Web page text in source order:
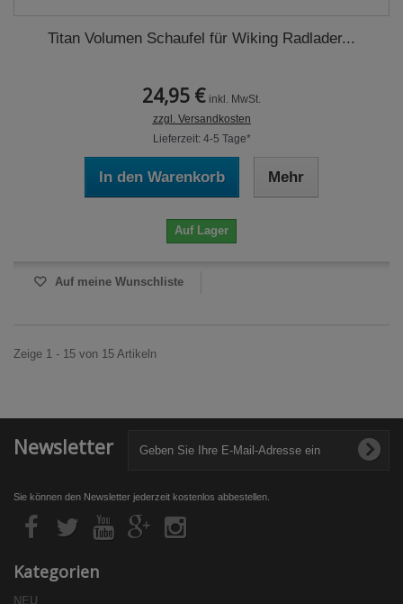
Titan Volumen Schaufel für Wiking Radlader...
24,95 € inkl. MwSt.
zzgl. Versandkosten
Lieferzeit: 4-5 Tage*
In den Warenkorb Mehr
Auf Lager
Auf meine Wunschliste
Zeige 1 - 15 von 15 Artikeln
Newsletter
Sie können den Newsletter jederzeit kostenlos abbestellen.
Kategorien
NEU